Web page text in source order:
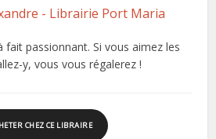
- Librairie Port Maria
passionnant. Si vous aimez les
y, vous vous régalerez !
CHEZ CE LIBRAIRE